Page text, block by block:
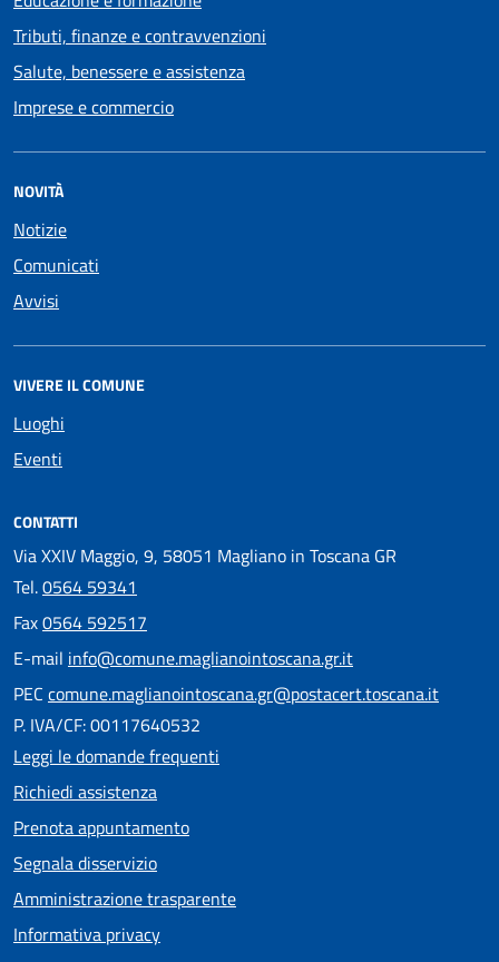
Tributi, finanze e contravvenzioni
Salute, benessere e assistenza
Imprese e commercio
NOVITÀ
Notizie
Comunicati
Avvisi
VIVERE IL COMUNE
Luoghi
Eventi
CONTATTI
Via XXIV Maggio, 9, 58051 Magliano in Toscana GR
Tel.0564 59341
Fax0564 592517
E-mail info@comune.maglianointoscana.gr.it
PEC comune.maglianointoscana.gr@postacert.toscana.it
P. IVA/CF: 00117640532
Leggi le domande frequenti
Richiedi assistenza
Prenota appuntamento
Segnala disservizio
Amministrazione trasparente
Informativa privacy